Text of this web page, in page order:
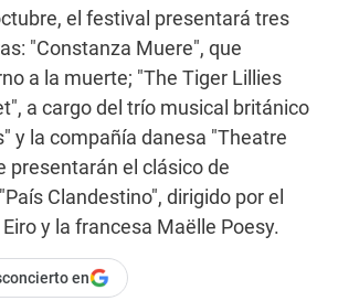
el festival presentará tres
"Constanza Muere", que
a la muerte; "The Tiger Lillies
a cargo del trío musical británico
y la compañía danesa "Theatre
presentarán el clásico de
Clandestino", dirigido por el
y la francesa Maëlle Poesy.
en